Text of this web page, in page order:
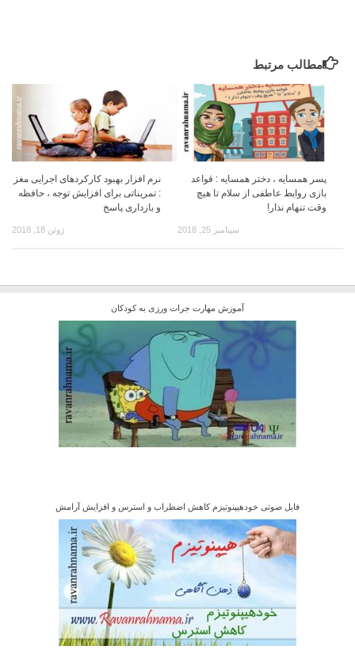
مطالب مرتبط
نرم افزار بهبود کارکردهای اجرایی مغز
: تمریناتی برای افزایش توجه ، حافظه
و بازداری پاسخ
ژوئن 18, 2018
پسر همسایه ، دختر همسایه : قواعد
بازی روابط عاطفی از سلام تا هیچ
وقت تنهام نذار!
سپتامبر 25, 2018
فایل صوتی خودهیپنوتیزم کاهش اضطراب و استرس و افزایش آرامش
آموزش مهارت جرات ورزی به کودکان